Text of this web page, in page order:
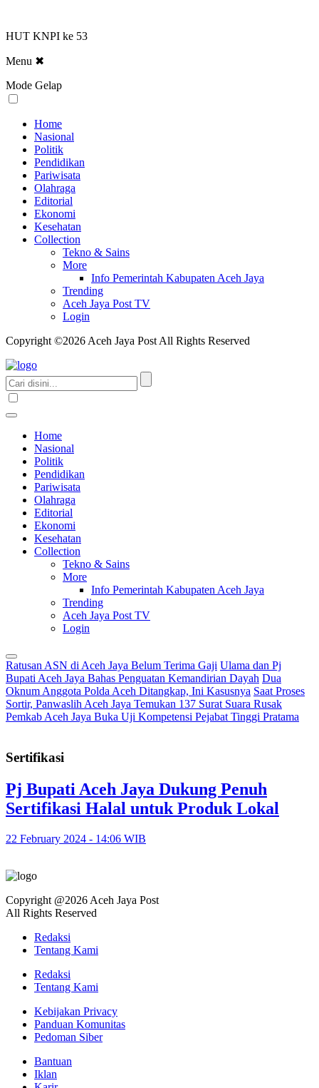
HUT KNPI ke 53
Menu ✖
Mode Gelap
Home
Nasional
Politik
Pendidikan
Pariwisata
Olahraga
Editorial
Ekonomi
Kesehatan
Collection
Tekno & Sains
More
Info Pemerintah Kabupaten Aceh Jaya
Trending
Aceh Jaya Post TV
Login
Copyright ©2026 Aceh Jaya Post All Rights Reserved
Home
Nasional
Politik
Pendidikan
Pariwisata
Olahraga
Editorial
Ekonomi
Kesehatan
Collection
Tekno & Sains
More
Info Pemerintah Kabupaten Aceh Jaya
Trending
Aceh Jaya Post TV
Login
Ratusan ASN di Aceh Jaya Belum Terima Gaji Ulama dan Pj
Bupati Aceh Jaya Bahas Penguatan Kemandirian Dayah Dua
Oknum Anggota Polda Aceh Ditangkap, Ini Kasusnya Saat Proses
Sortir, Panwaslih Aceh Jaya Temukan 137 Surat Suara Rusak
Pemkab Aceh Jaya Buka Uji Kompetensi Pejabat Tinggi Pratama
Sertifikasi
Pj Bupati Aceh Jaya Dukung Penuh
Sertifikasi Halal untuk Produk Lokal
22 February 2024 - 14:06 WIB
Copyright @2026 Aceh Jaya Post
All Rights Reserved
Redaksi
Tentang Kami
Redaksi
Tentang Kami
Kebijakan Privacy
Panduan Komunitas
Pedoman Siber
Bantuan
Iklan